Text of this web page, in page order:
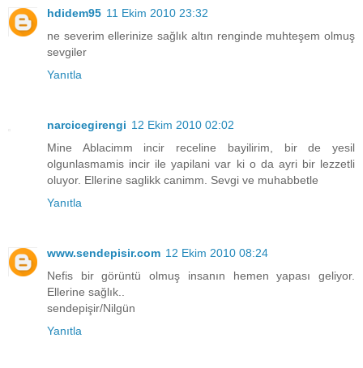
hdidem95 11 Ekim 2010 23:32
ne severim ellerinize sağlık altın renginde muhteşem olmuş
sevgiler
Yanıtla
narcicegirengi 12 Ekim 2010 02:02
Mine Ablacimm incir receline bayilirim, bir de yesil
olgunlasmamis incir ile yapilani var ki o da ayri bir lezzetli
oluyor. Ellerine saglikk canimm. Sevgi ve muhabbetle
Yanıtla
www.sendepisir.com 12 Ekim 2010 08:24
Nefis bir görüntü olmuş insanın hemen yapası geliyor.
Ellerine sağlık..
sendepişir/Nilgün
Yanıtla